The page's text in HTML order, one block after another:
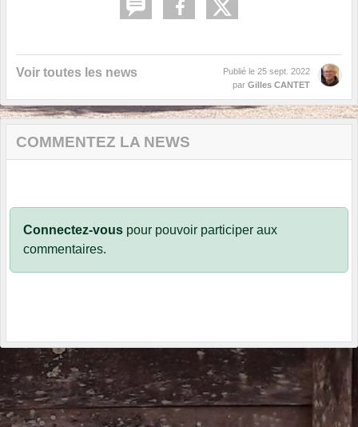
Voir toutes les news Publié le 25 sept. 2022
par Gilles CANTET
COMMENTEZ LA NEWS
Connectez-vous pour pouvoir participer aux
commentaires.